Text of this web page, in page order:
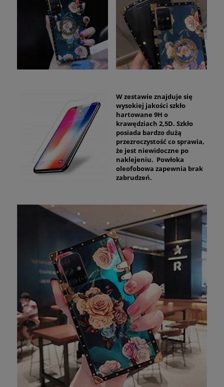
W zestawie znajduje się
wysokiej jakości szkło
hartowane 9H o
krawędziach 2,5D. Szkło
posiada bardzo dużą
przezroczystość co sprawia,
że jest niewidoczne po
naklejeniu. Powłoka
oleofobowa zapewnia brak
zabrudzeń.